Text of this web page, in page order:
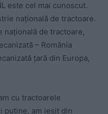
este cel mai cunoscut.
națională de tractoare.
națională de tractoare,
– România
țară din Europa,
cu tractoarele
puține, am ieșit din